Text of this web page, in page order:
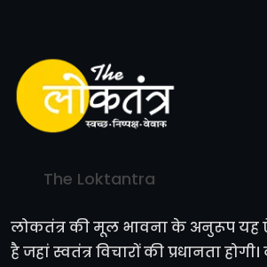
The Loktantra
लोकतंत्र की मूल भावना के अनुरूप यह
है जहां स्वतंत्र विचारों की प्रधानता